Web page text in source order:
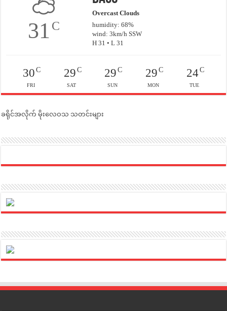
31 C
Overcast Clouds
humidity: 68%
wind: 3km/h SSW
H 31 • L 31
30C
FRI
29C
SAT
29 C
SUN
29C
MON
24C
TUE
ခရိုင်အလိုက် မိုးလေဝသ သတင်းများ